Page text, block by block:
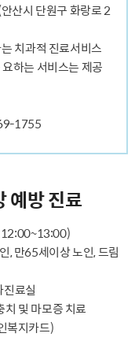
산시 단원구 화랑로 2
치과적 진료서비스
하는 서비스는 제공
1755
예방 진료
12:00~13:00)
, 만65세이상 노인, 드림
료실
치 및 마모증 치료
복지카드)